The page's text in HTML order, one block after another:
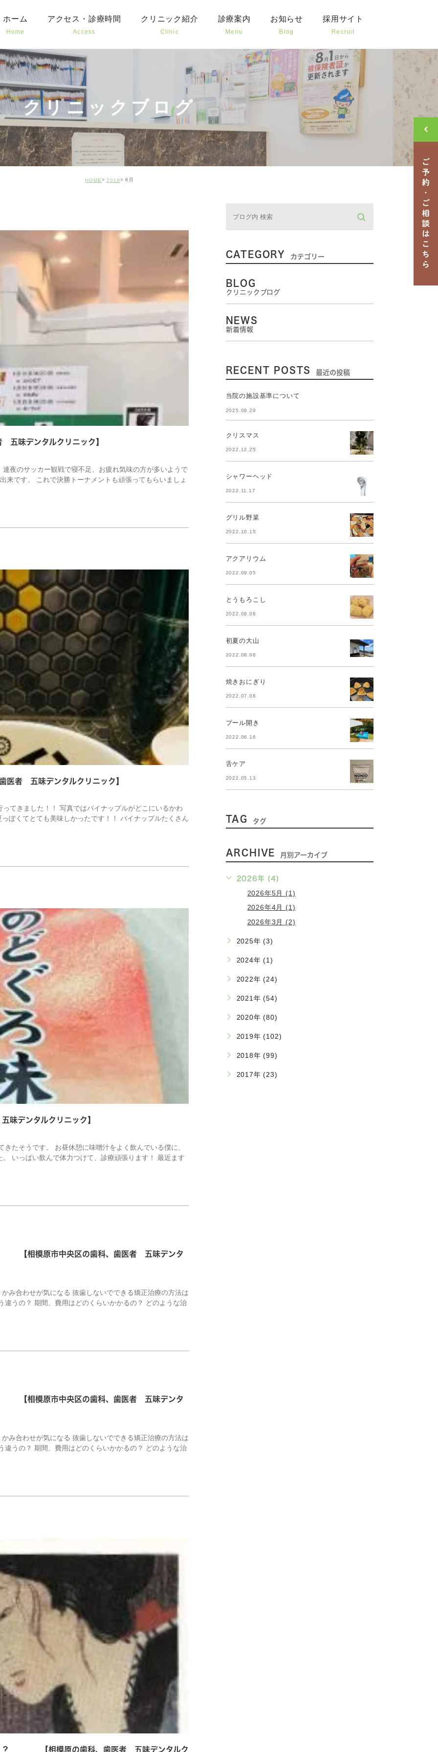
ホーム
Home
アクセス・診療時間
Access
クリニック紹介
Clinic
診療案内
Menu
予防治療
お子様や高齢者の治療
審美治療
口腔外科
矯正歯科
お知らせ
Blog
新着情報
クリニックブログ
採用サイト
Recruit
クリニックブログ
HOME 2018 6月
味デンタルクリニック】
夜のサッカー観戦で寝不足、お疲れ気味の方が多いようで
来です。 これで決勝トーナメントも頑張ってもらいましょ
者 五味デンタルクリニック】
てきました！！ 写真ではパイナップルがどこにいるかわ
ぽくてとても美味しかったです！！ パイナップルたくさん
ンタルクリニック】
たそうです。 お昼休憩に味噌汁をよく飲んでいる僕に、
いっぱい飲んで体力つけて、診療頑張ります！ 最近ます
【相模原市中央区の歯科、歯医者 五味デンタ
み合わせが気になる 抜歯しないでできる矯正治療の方法は
うの？ 期間、費用はどのくらいかかるの？ どのような治
【相模原市中央区の歯科、歯医者 五味デンタ
み合わせが気になる 抜歯しないでできる矯正治療の方法は
うの？ 期間、費用はどのくらいかかるの？ どのような治
？？ 【相模原の歯科、歯医者 五味デンタルク
CATEGORY カテゴリー
BLOG
クリニックブログ
NEWS
新着情報
RECENT POSTS 最近の投稿
当院の施設基準について
2025.08.29
クリスマス
2022.12.25
シャワーヘッド
2022.11.17
グリル野菜
2022.10.15
アクアリウム
2022.09.05
とうもろこし
2022.08.08
初夏の大山
2022.08.08
焼きおにぎり
2022.07.08
プール開き
2022.06.16
舌ケア
2022.05.13
TAG タグ
ARCHIVE 月別アーカイブ
2026年 (4)
2026年5月 (1)
2026年4月 (1)
2026年3月 (2)
2025年 (3)
2024年 (1)
2022年 (24)
2021年 (54)
2020年 (80)
2019年 (102)
2018年 (99)
2017年 (23)